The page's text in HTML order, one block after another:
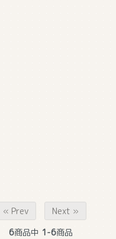
« Prev
Next »
6商品中 1-6商品